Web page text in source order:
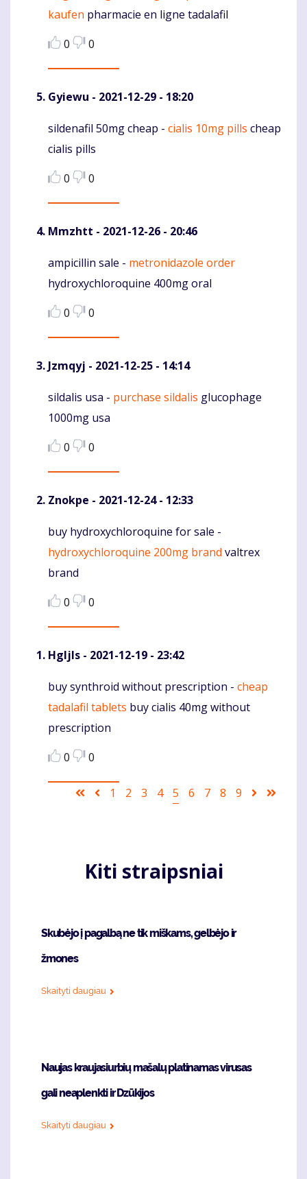
kaufen pharmacie en ligne tadalafil
0
0
Gyiewu - 2021-12-29 - 18:20
Komentaras
sildenafil 50mg cheap - cialis 10mg pills cheap
cialis pills
0
0
Mmzhtt - 2021-12-26 - 20:46
Komentaras
ampicillin sale - metronidazole order
hydroxychloroquine 400mg oral
0
0
Jzmqyj - 2021-12-25 - 14:14
Komentaras
sildalis usa - purchase sildalis glucophage
1000mg usa
0
0
Znokpe - 2021-12-24 - 12:33
Komentaras
buy hydroxychloroquine for sale -
hydroxychloroquine 200mg brand valtrex
brand
0
0
Hgljls - 2021-12-19 - 23:42
Komentaras
buy synthroid without prescription - cheap
tadalafil tablets buy cialis 40mg without
prescription
0
0
Pagination
First Ankstesnis
Puslapis
1 Puslapis
2 Puslapis
3 Puslapis
4
Current
5 Puslapis
6 Puslapis
7 Puslapis
8 Puslapis
9
Sekantis
Kiti straipsniai
Skubėjo į pagalbą ne tik miškams, gelbėjo ir
žmones
Skaityti daugiau
Naujas kraujasiurbių mašalų platinamas virusas
gali neaplenkti ir Dzūkijos
Skaityti daugiau